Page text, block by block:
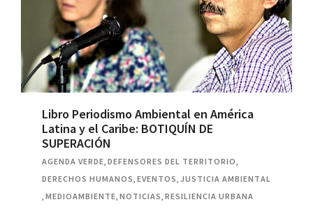
Libro Periodismo Ambiental en América
Latina y el Caribe: BOTIQUÍN DE
SUPERACIÓN
AGENDA VERDE, DEFENSORES DEL TERRITORIO,
DERECHOS HUMANOS, EVENTOS, JUSTICIA AMBIENTAL
, MEDIOAMBIENTE, NOTICIAS, RESILIENCIA URBANA